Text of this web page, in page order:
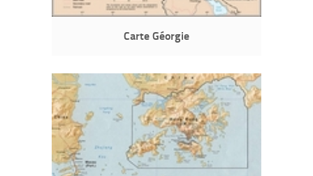
Carte Géorgie